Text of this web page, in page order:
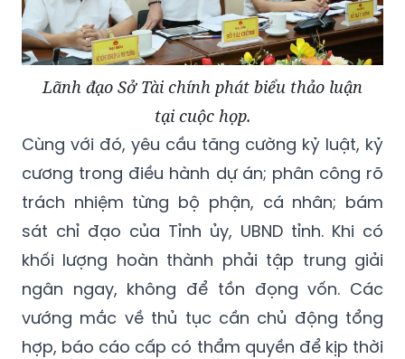
Lãnh đạo Sở Tài chính phát biểu thảo luận
tại cuộc họp.
Cùng với đó, yêu cầu tăng cường kỷ luật, kỷ
cương trong điều hành dự án; phân công rõ
trách nhiệm từng bộ phận, cá nhân; bám
sát chỉ đạo của Tỉnh ủy, UBND tỉnh. Khi có
khối lượng hoàn thành phải tập trung giải
ngân ngay, không để tồn đọng vốn. Các
vướng mắc về thủ tục cần chủ động tổng
hợp, báo cáo cấp có thẩm quyền để kịp thời